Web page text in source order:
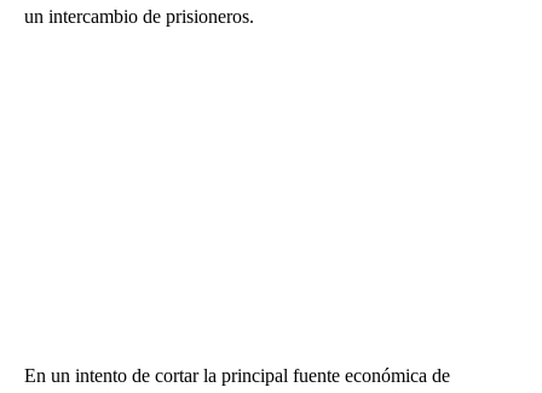
un intercambio de prisioneros.
En un intento de cortar la principal fuente económica de